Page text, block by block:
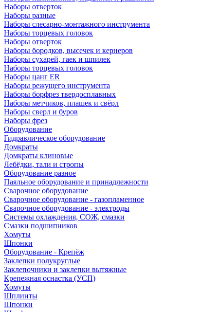
Наборы отверток
Наборы разные
Наборы слесарно-монтажного инструмента
Наборы торцевых головок
Наборы отверток
Наборы бородков, высечек и кернеров
Наборы сухарей, гаек и шпилек
Наборы торцевых головок
Наборы цанг ER
Наборы режущего инструмента
Наборы борфрез твердосплавных
Наборы метчиков, плашек и свёрл
Наборы сверл и буров
Наборы фрез
Оборудование
Гидравлическое оборудование
Домкраты
Домкраты клиновые
Лебёдки, тали и стропы
Оборудование разное
Паяльное оборудование и принадлежности
Сварочное оборудование
Сварочное оборудование - газопламенное
Сварочное оборудование - электроды
Системы охлаждения, СОЖ, смазки
Смазки подшипников
Хомуты
Шпонки
Оборудование - Крепёж
Заклепки полукруглые
Заклепочники и заклепки вытяжные
Крепежная оснастка (УСП)
Хомуты
Шплинты
Шпонки